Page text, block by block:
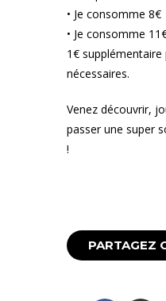
• Je consomme
• Je consomme
1€
nécessaires.
Venez découvrir,
passer une super
!
PARTAGEZ